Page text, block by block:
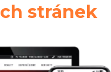
stránek